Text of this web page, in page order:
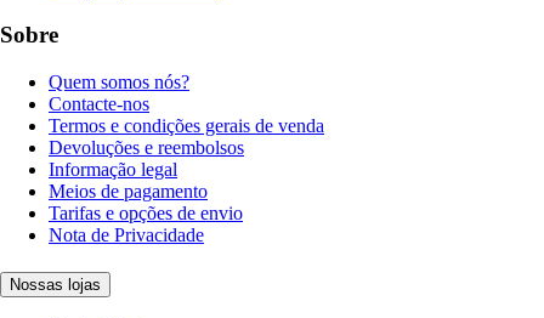
Sobre
Quem somos nós?
Contacte-nos
Termos e condições gerais de venda
Devoluções e reembolsos
Informação legal
Meios de pagamento
Tarifas e opções de envio
Nota de Privacidade
Nossas lojas